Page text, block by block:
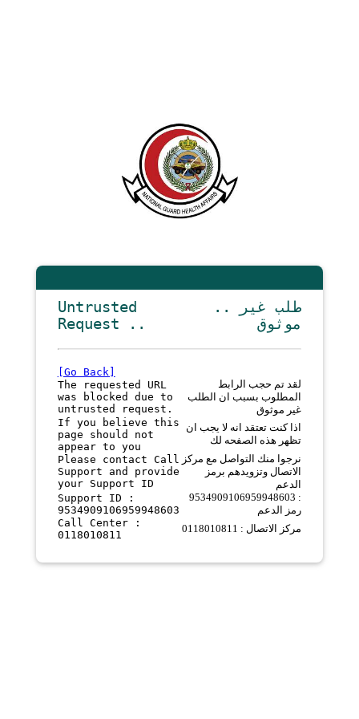
Untrusted
Request ..
.. طلب غير
موثوق
[Go Back]
The requested URL
was blocked due to
untrusted request.
لقد تم حجب الرابط
المطلوب بسبب ان الطلب
غير موثوق
If you believe this
page should not
appear to you
اذا كنت تعتقد انه لا يجب ان
تظهر هذه الصفحه لك
Please contact Call
Support and provide
your Support ID
نرجوا منك التواصل مع مركز
الاتصال وتزويدهم برمز
الدعم
Support ID :
9534909106959948603
9534909106959948603 :
رمز الدعم
Call Center :
0118010811
مركز الاتصال : 0118010811